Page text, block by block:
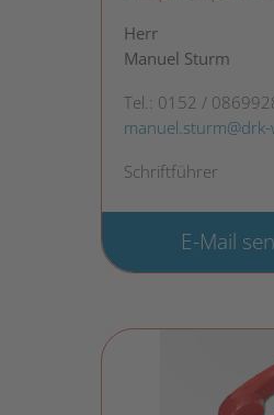
Herr
Manuel Sturm
Tel.: 0152 /
Schriftführer
E-Mail